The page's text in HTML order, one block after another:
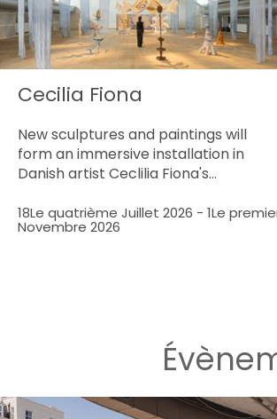
Cecilia Fiona
New sculptures and paintings will
form an immersive installation in
Danish artist Ceclilia Fiona's…
18Le quatrième Juillet 2026 - 1Le
Novembre 2026